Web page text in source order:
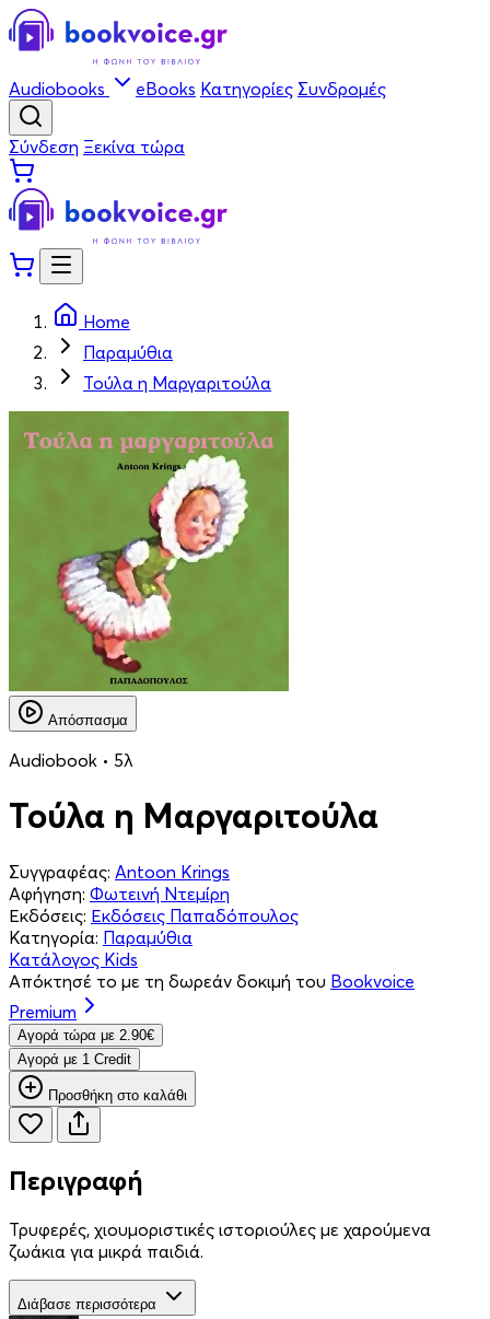
Audiobooks eBooks Κατηγορίες Συνδρομές
Σύνδεση Ξεκίνα τώρα
Home
Παραμύθια
Τούλα η Μαργαριτούλα
Απόσπασμα
Audiobook • 5λ
Τούλα η Μαργαριτούλα
Συγγραφέας: Antoon Krings
Αφήγηση: Φωτεινή Ντεμίρη
Εκδόσεις: Εκδόσεις Παπαδόπουλος
Κατηγορία: Παραμύθια
Κατάλογος Kids
Απόκτησέ το με τη δωρεάν δοκιμή του Bookvoice
Premium
Aγορά τώρα με 2.90€
Aγορά με 1 Credit
Προσθήκη στο καλάθι
Περιγραφή
Τρυφερές, χιουμοριστικές ιστοριούλες με χαρούμενα
ζωάκια για μικρά παιδιά.
Διάβασε περισσότερα